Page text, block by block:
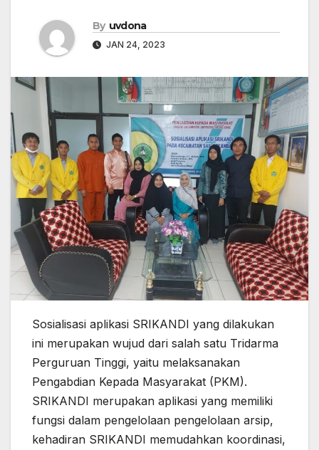
By uvdona
JAN 24, 2023
Sosialisasi aplikasi SRIKANDI yang dilakukan
ini merupakan wujud dari salah satu Tridarma
Perguruan Tinggi, yaitu melaksanakan
Pengabdian Kepada Masyarakat (PKM).
SRIKANDI merupakan aplikasi yang memiliki
fungsi dalam pengelolaan pengelolaan arsip,
kehadiran SRIKANDI memudahkan koordinasi,